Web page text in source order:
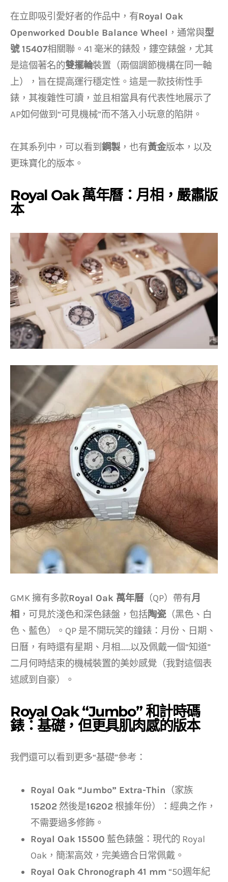
在立即吸引愛好者的作品中，有Royal Oak
Openworked Double Balance Wheel ，通常與型
號 15407相關聯。41 毫米的錶殼，鏤空錶盤，尤其
是這個著名的雙擺輪裝置（兩個調節機構在同一軸
上），旨在提高運行穩定性。這是一款技術性手
錶，其複雜性可讀，並且相當具有代表性地展示了
AP如何做到“可見機械”而不落入小玩意的陷阱。
在其系列中，可以看到 鋼製，也有黃金版本，以及
更珠寶化的版本。
Royal Oak 萬年曆：月相，嚴肅版
本
GMK 擁有多款Royal Oak 萬年曆 （QP）帶有月
相 ，可見於淺色和深色錶盤，包括陶瓷（黑色、白
色、藍色）。QP 是不開玩笑的鐘錶：月份、日期、
日曆，有時還有星期、月相……以及佩戴一個“知道”
二月何時結束的機械裝置的美妙感覺（我對這個表
述感到自豪）。
Royal Oak “Jumbo” 和計時碼
錶：基礎，但更具肌肉感的版本
我們還可以看到更多“基礎”參考：
Royal Oak “Jumbo” Extra-Thin （家族
15202 然後是16202 根據年份）：經典之作，
不需要過多修飾。
Royal Oak 15500 藍色錶盤：現代的 Royal
Oak，簡潔高效，完美適合日常佩戴。
Royal Oak Chronograph 41 mm “50週年紀